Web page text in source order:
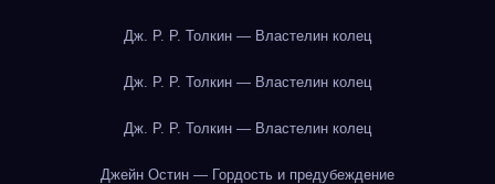
Дж. Р. Р. Толкин — Властелин колец
Дж. Р. Р. Толкин — Властелин колец
Дж. Р. Р. Толкин — Властелин колец
Джейн Остин — Гордость и предубеждение